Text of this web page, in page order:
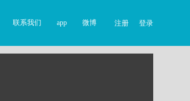
注册 登录
联系我们 app 微博